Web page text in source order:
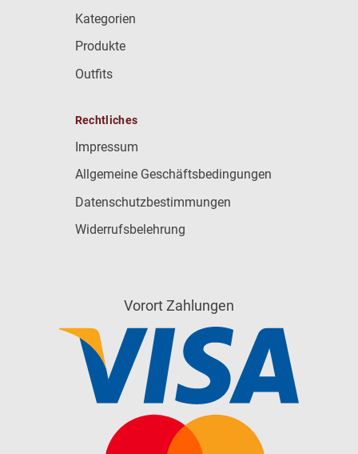
Kategorien
Produkte
Outfits
Rechtliches
Impressum
Allgemeine Geschäftsbedingungen
Datenschutzbestimmungen
Widerrufsbelehrung
Vorort Zahlungen